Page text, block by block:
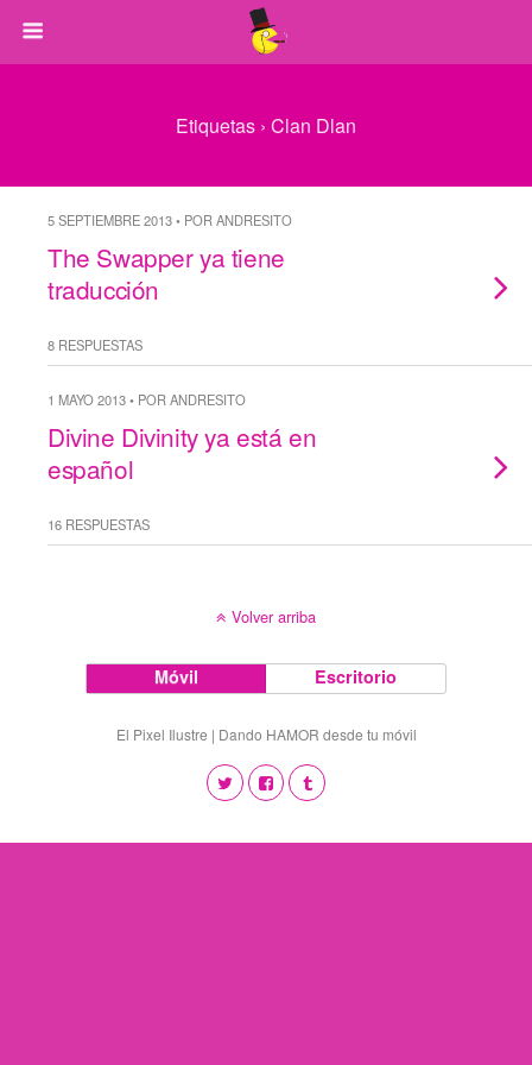
Etiquetas › Clan Dlan
5 SEPTIEMBRE 2013 • POR ANDRESITO
The Swapper ya tiene
traducción
8 RESPUESTAS
1 MAYO 2013 • POR ANDRESITO
Divine Divinity ya está en
español
16 RESPUESTAS
Volver arriba
Móvil Escritorio
El Pixel Ilustre | Dando HAMOR desde tu móvil